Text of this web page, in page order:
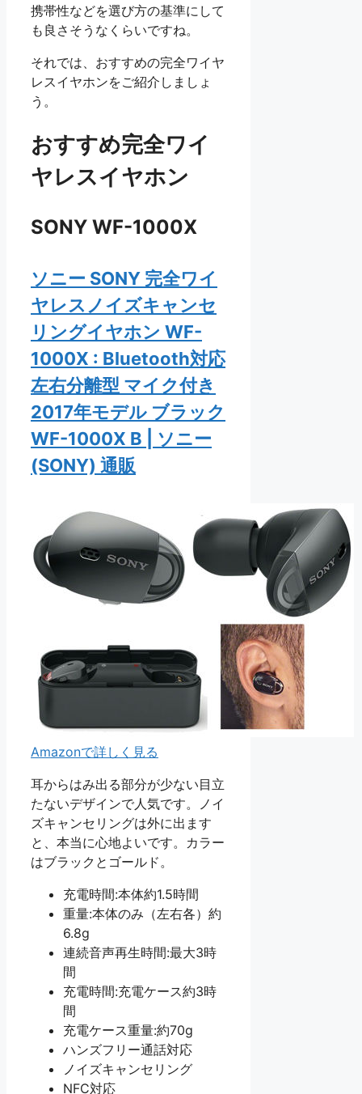
携帯性などを選び方の基準にして
も良さそうなくらいですね。
それでは、おすすめの完全ワイヤ
レスイヤホンをご紹介しましょ
う。
おすすめ完全ワイ
ヤレスイヤホン
SONY WF-1000X
ソニー SONY 完全ワイ
ヤレスノイズキャンセ
リングイヤホン WF-
1000X : Bluetooth対応
左右分離型 マイク付き
2017年モデル ブラック
WF-1000X B | ソニー
(SONY) 通販
Amazonで詳しく見る
耳からはみ出る部分が少ない目立
たないデザインで人気です。ノイ
ズキャンセリングは外に出ます
と、本当に心地よいです。カラー
はブラックとゴールド。
充電時間:本体約1.5時間
重量:本体のみ（左右各）約
6.8g
連続音声再生時間:最大3時
間
充電時間:充電ケース約3時
間
充電ケース重量:約70g
ハンズフリー通話対応
ノイズキャンセリング
NFC対応